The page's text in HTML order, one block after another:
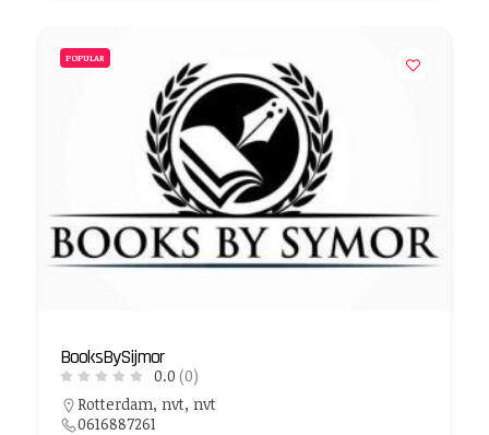
POPULAR
BooksBySijmor
0.0 (0)
Rotterdam, nvt, nvt
0616887261